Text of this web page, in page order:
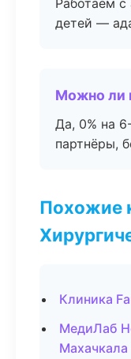
Работаем с
детей —
Можно ли
Да, 0% на
партнёры,
Похожие
Клиника
МедиЛаб
Махачкала